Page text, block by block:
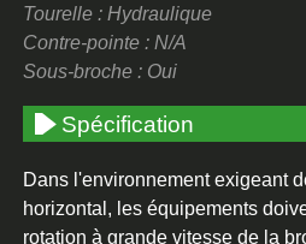
Tourelle : Hydraulique
Contre-pointe : N/A
Sous-broche : Oui
Spécification
Dans l'environnement exigeant
horizontal, les équipements
rotation à grande vitesse de la